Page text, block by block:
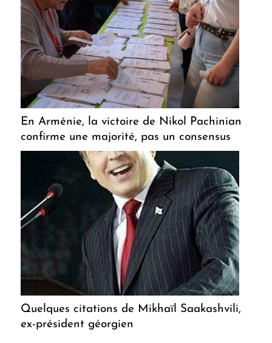
En Arménie, la victoire de Nikol Pachinian
confirme une majorité, pas un consensus
Quelques citations de Mikhaïl Saakashvili,
ex-président géorgien